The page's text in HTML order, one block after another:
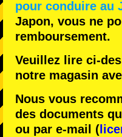
pour conduire au
Japon, vous ne
remboursement.
Veuillez lire ci-
notre magasin
Nous vous
des documents
ou par e-mail (